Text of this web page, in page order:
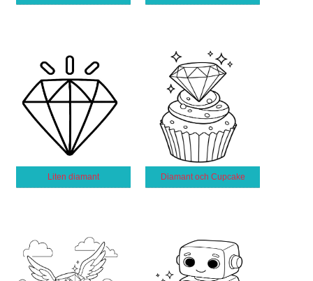
Liten diamant Diamant och Cupcake